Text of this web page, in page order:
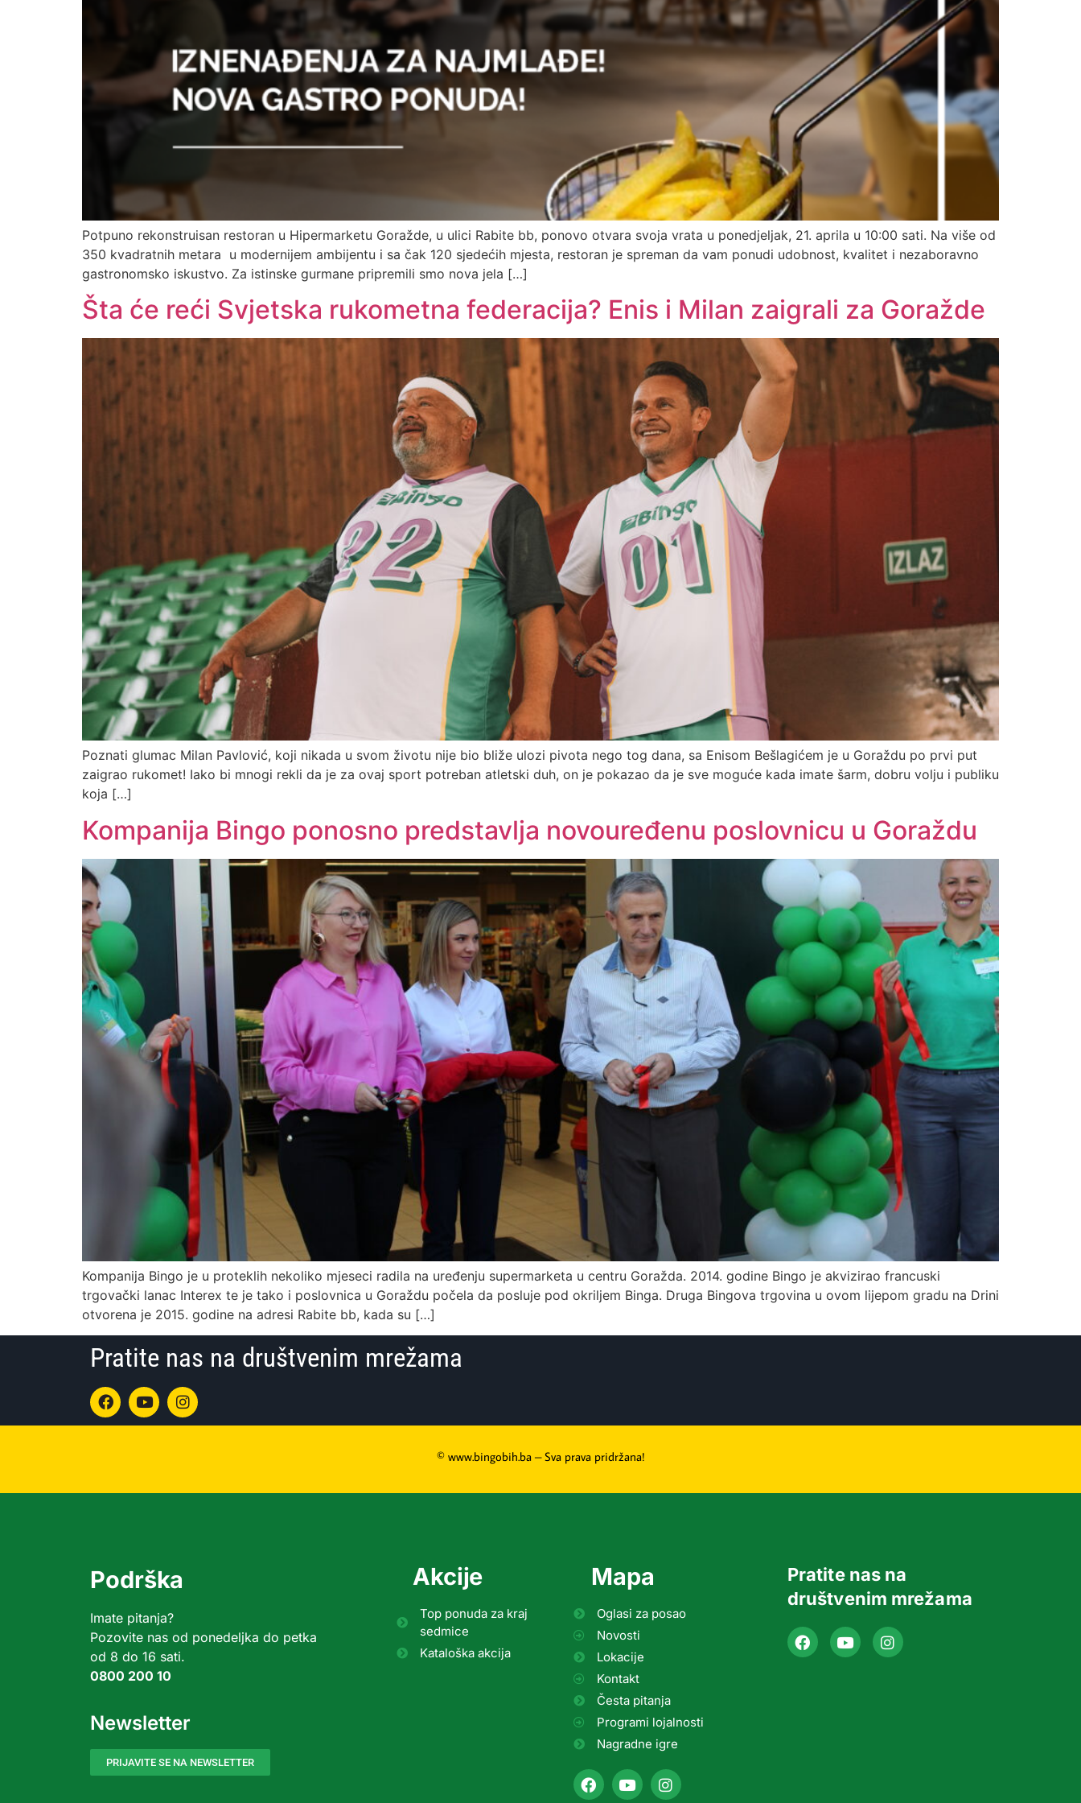
Potpuno rekonstruisan restoran u Hipermarketu Goražde, u ulici Rabite bb, ponovo otvara svoja vrata u ponedjeljak, 21. aprila u 10:00 sati. Na više od
350 kvadratnih metara u modernijem ambijentu i sa čak 120 sjedećih mjesta, restoran je spreman da vam ponudi udobnost, kvalitet i nezaboravno
gastronomsko iskustvo. Za istinske gurmane pripremili smo nova jela […]
Šta će reći Svjetska rukometna federacija? Enis i Milan zaigrali za Goražde
Poznati glumac Milan Pavlović, koji nikada u svom životu nije bio bliže ulozi pivota nego tog dana, sa Enisom Bešlagićem je u Goraždu po prvi put
zaigrao rukomet! Iako bi mnogi rekli da je za ovaj sport potreban atletski duh, on je pokazao da je sve moguće kada imate šarm, dobru volju i publiku
koja […]
Kompanija Bingo ponosno predstavlja novouređenu poslovnicu u Goraždu
Kompanija Bingo je u proteklih nekoliko mjeseci radila na uređenju supermarketa u centru Goražda. 2014. godine Bingo je akvizirao francuski
trgovački lanac Interex te je tako i poslovnica u Goraždu počela da posluje pod okriljem Binga. Druga Bingova trgovina u ovom lijepom gradu na Drini
otvorena je 2015. godine na adresi Rabite bb, kada su […]
Pratite nas na društvenim mrežama
© www.bingobih.ba – Sva prava pridržana!
Podrška
Imate pitanja?
Pozovite nas od ponedeljka do petka
od 8 do 16 sati.
0800 200 10
Newsletter
PRIJAVITE SE NA NEWSLETTER
Akcije
Top ponuda za kraj
sedmice
Kataloška akcija
Mapa
Oglasi za posao
Novosti
Lokacije
Kontakt
Česta pitanja
Programi lojalnosti
Nagradne igre
Pratite nas na
društvenim mrežama